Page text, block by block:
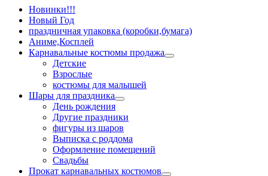
Новинки!!!
Новый Год
праздничная упаковка (коробки,бумага)
Аниме,Косплей
Карнавальные костюмы продажа
Детские
Взрослые
костюмы для малышей
Шары для праздника
День рождения
Другие праздники
фигуры из шаров
Выписка с роддома
Оформление помещений
Свадьбы
Прокат карнавальных костюмов